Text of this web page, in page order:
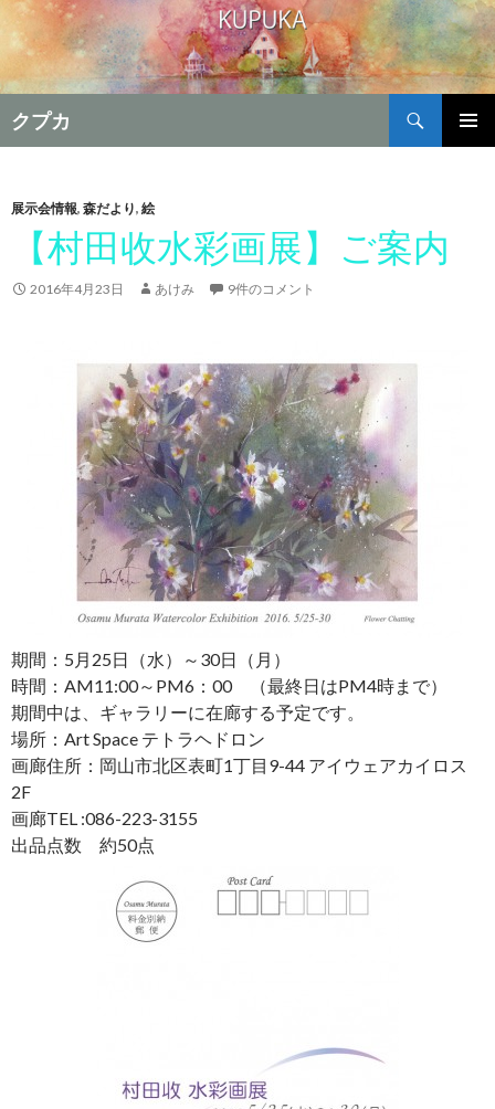
クプカ
索
ン
移
展示会情報, 森だより, 絵
【村田收水彩画展】ご案内
2016年4月23日 あけみ 9件のコメント
期間：5月25日（水）～30日（月）
時間：AM11:00～PM6：00 （最終日はPM4時まで）
期間中は、ギャラリーに在廊する予定です。
場所：Art Space テトラヘドロン
画廊住所：岡山市北区表町1丁目9-44 アイウェアカイロス
2F
画廊TEL :086-223-3155
出品点数 約50点